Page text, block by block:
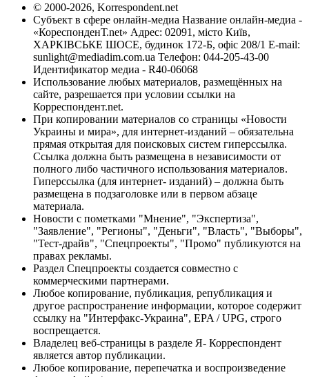
© 2000-2026, Korrespondent.net
Субъект в сфере онлайн-медиа Название онлайн-медиа -
«КореспонденТ.net» Адрес: 02091, місто Київ,
ХАРКІВСЬКЕ ШОСЕ, будинок 172-Б, офіс 208/1 E-mail:
sunlight@mediadim.com.ua Телефон: 044-205-43-00
Идентификатор медиа - R40-06068
Использование любых материалов, размещённых на
сайте, разрешается при условии ссылки на
Корреспондент.net.
При копировании материалов со страницы «Новости
Украины и мира», для интернет-изданий – обязательна
прямая открытая для поисковых систем гиперссылка.
Ссылка должна быть размещена в независимости от
полного либо частичного использования материалов.
Гиперссылка (для интернет- изданий) – должна быть
размещена в подзаголовке или в первом абзаце
материала.
Новости с пометками "Мнение", "Экспертиза",
"Заявление", "Регионы", "Деньги", "Власть", "Выборы",
"Тест-драйв", "Спецпроекты", "Промо" публикуются на
правах рекламы.
Раздел Спецпроекты создается совместно с
коммерческими партнерами.
Любое копирование, публикация, републикация и
другое распространение информации, которое содержит
ссылку на "Интерфакс-Украина", EPA / UPG, строго
воспрещается.
Владелец веб-страницы в разделе Я- Корреспондент
является автор публикации.
Любое копирование, перепечатка и воспроизведение